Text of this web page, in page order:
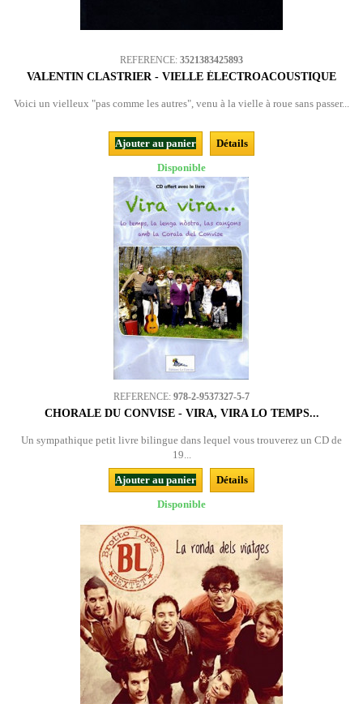
REFERENCE: 3521383425893
VALENTIN CLASTRIER - VIELLE ÉLECTROACOUSTIQUE
Voici un vielleux "pas comme les autres", venu à la vielle à roue sans passer...
Ajouter au panier
Détails
Disponible
REFERENCE: 978-2-9537327-5-7
CHORALE DU CONVISE - VIRA, VIRA LO TEMPS...
Un sympathique petit livre bilingue dans lequel vous trouverez un CD de
19...
Ajouter au panier
Détails
Disponible